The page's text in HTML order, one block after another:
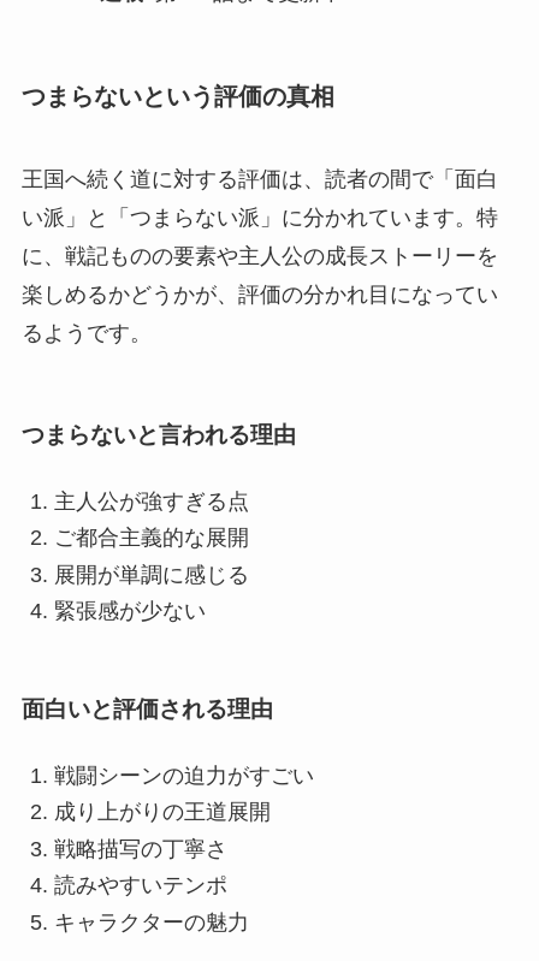
つまらないという評価の真相
王国へ続く道に対する評価は、読者の間で「面白
い派」と「つまらない派」に分かれています。特
に、戦記ものの要素や主人公の成長ストーリーを
楽しめるかどうかが、評価の分かれ目になってい
るようです。
つまらないと言われる理由
主人公が強すぎる点
ご都合主義的な展開
展開が単調に感じる
緊張感が少ない
面白いと評価される理由
戦闘シーンの迫力がすごい
成り上がりの王道展開
戦略描写の丁寧さ
読みやすいテンポ
キャラクターの魅力